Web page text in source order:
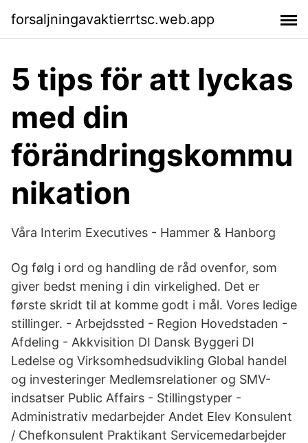
forsaljningavaktierrtsc.web.app
5 tips för att lyckas
med din
förändringskommu
nikation
Våra Interim Executives - Hammer & Hanborg
Og følg i ord og handling de råd ovenfor, som
giver bedst mening i din virkelighed. Det er
første skridt til at komme godt i mål. Vores ledige
stillinger. - Arbejdssted - Region Hovedstaden -
Afdeling - Akkvisition DI Dansk Byggeri DI
Ledelse og Virksomhedsudvikling Global handel
og investeringer Medlemsrelationer og SMV-
indsatser Public Affairs - Stillingstyper -
Administrativ medarbejder Andet Elev Konsulent
/ Chefkonsulent Praktikant Servicemedarbejder